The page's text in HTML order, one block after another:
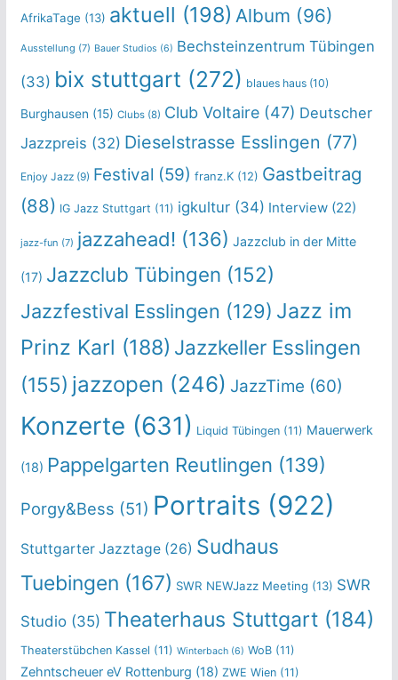
AfrikaTage (13) aktuell (198) Album (96)
Ausstellung (7) Bauer Studios (6) Bechsteinzentrum Tübingen
(33) bix stuttgart (272) blaues haus(10)
Burghausen (15) Clubs(8) Club Voltaire(47) Deutscher
Jazzpreis (32) Dieselstrasse Esslingen (77)
Enjoy Jazz(9) Festival (59) franz.K(12) Gastbeitrag
(88) IG Jazz Stuttgart (11) igkultur(34) Interview(22)
jazz-fun (7) jazzahead! (136) Jazzclub in der Mitte
(17) Jazzclub Tübingen (152)
Jazzfestival Esslingen (129) Jazz im
Prinz Karl (188) Jazzkeller Esslingen
(155) jazzopen (246) JazzTime (60)
Konzerte (631) Liquid Tübingen(11) Mauerwerk
(18) Pappelgarten Reutlingen (139)
Porgy&Bess (51) Portraits (922)
Stuttgarter Jazztage(26) Sudhaus
Tuebingen (167) SWR NEWJazz Meeting (13) SWR
Studio(35) Theaterhaus Stuttgart(184)
Theaterstübchen Kassel (11) Winterbach(6) WoB(11)
Zehntscheuer eV Rottenburg (18) ZWE Wien(11)